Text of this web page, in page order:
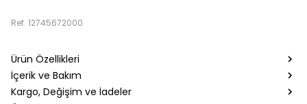
Ref. 12745672000
Ürün Özellikleri
İçerik ve Bakım
Kargo, Değişim ve İadeler